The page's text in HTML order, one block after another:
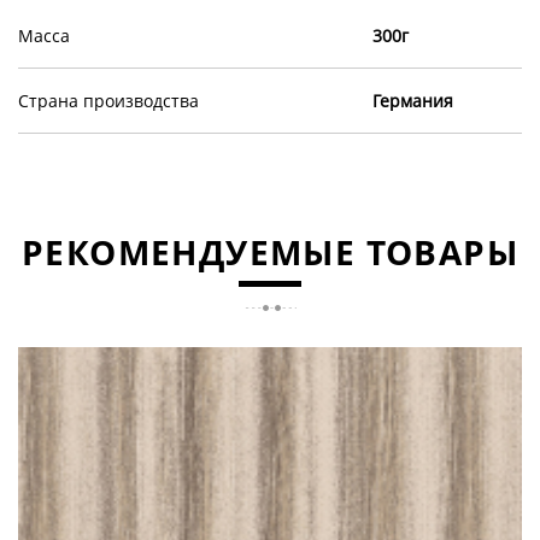
Масса 300г
Страна производства Германия
РЕКОМЕНДУЕМЫЕ ТОВАРЫ